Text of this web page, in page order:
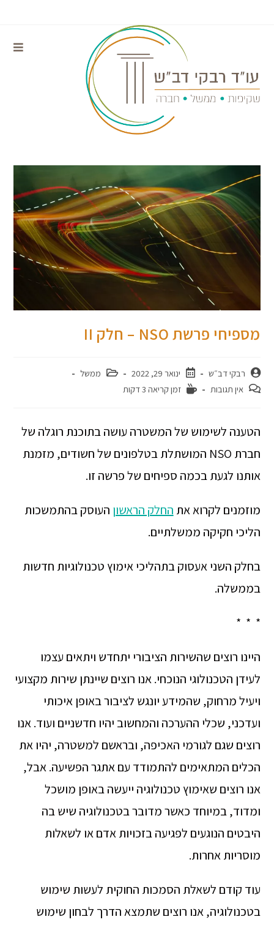
מספיחי פרשת NSO – חלק II
רבקי דב״ש ינואר 29, 2022
ממשל
אין תגובות
זמן קריאה 3 דקות
הטענה לשימוש של המשטרה עושה בתוכנת רוגלה של
חברת NSO המושתלת בטלפונים של חשודים, מזמנת
אותנו לגעת בכמה ספיחים של פרשה זו.
מוזמנים לקרוא את החלק הראשון העוסק בהתמשכות
הליכי חקיקה ממשלתיים.
בחלק השני אעסוק בתהליכי אימוץ טכנולוגיות חדשות
בממשלה.
* * *
היינו רוצים שהשירות הציבורי יתחדש ויתאים עצמו
לעידן הטכנולוגי הנוכחי. אנו רוצים שיינתן שירות מקצועי
ויעיל מרחוק, שהמידע יונגש לציבור באופן איכותי
ועדכני, שכלי ההערכה והמחשוב יהיו חדשניים ועוד. אנו
רוצים שגם לגורמי האכיפה, ובראשם למשטרה, יהיו את
הכלים המתאימים להתמודד עם אתגר הפשיעה. אבל,
אנו רוצים שאימוץ טכנולוגיה ייעשה באופן מושכל
ומדוד, במיוחד כאשר מדובר בטכנולוגיה שיש בה
היבטים הנוגעים לפגיעה בזכויות אדם או לשאלות
מוסריות אחרות.
עוד קודם לשאלת הסמכות החוקית לעשות שימוש
בטכנולוגיה, אנו רוצים שתמצא הדרך לבחון שימוש